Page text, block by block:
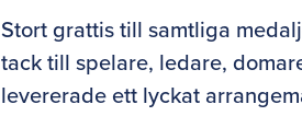
Stort grattis till samtliga
tack till spelare, ledare,
levererade ett lyckat